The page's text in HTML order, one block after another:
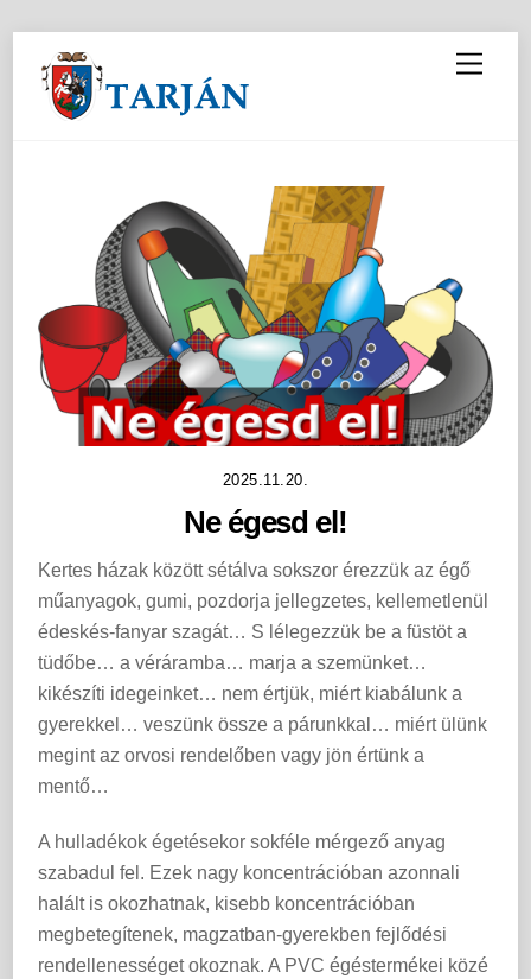
M
e
2025.11.20.
Ne égesd el!
Kertes házak között sétálva sokszor érezzük az égő
műanyagok, gumi, pozdorja jellegzetes, kellemetlenül
édeskés-fanyar szagát… S lélegezzük be a füstöt a
tüdőbe… a véráramba… marja a szemünket…
kikészíti idegeinket… nem értjük, miért kiabálunk a
gyerekkel… veszünk össze a párunkkal… miért ülünk
megint az orvosi rendelőben vagy jön értünk a
mentő…
A hulladékok égetésekor sokféle mérgező anyag
szabadul fel. Ezek nagy koncentrációban azonnali
halált is okozhatnak, kisebb koncentrációban
megbetegítenek, magzatban-gyerekben fejlődési
rendellenességet okoznak. A PVC égéstermékei közé